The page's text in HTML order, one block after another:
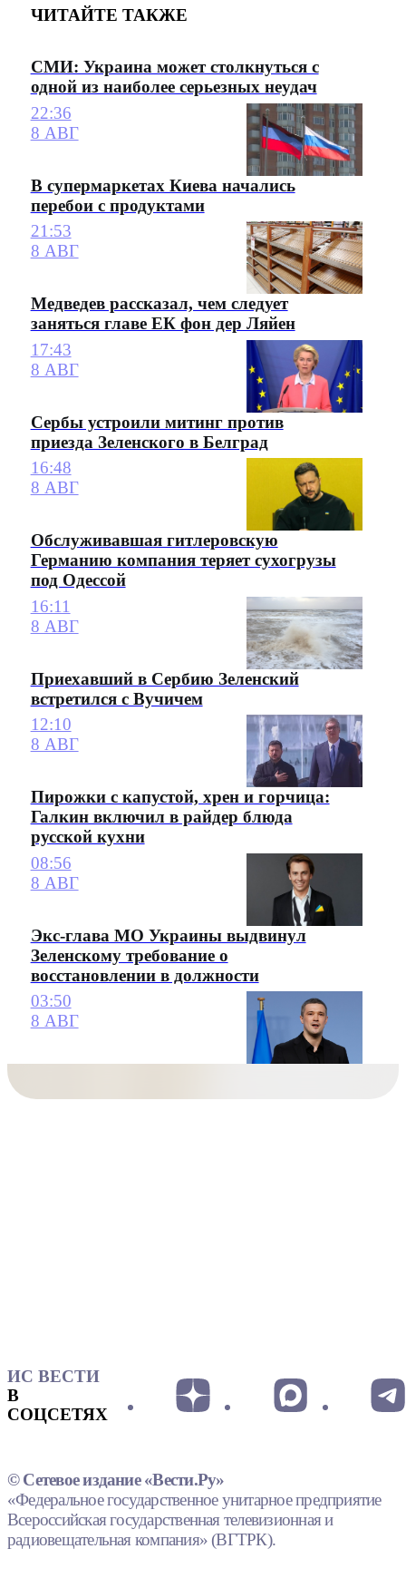
ЧИТАЙТЕ ТАКЖЕ
СМИ: Украина может столкнуться с
одной из наиболее серьезных неудач
22:36
8 АВГ
В супермаркетах Киева начались
перебои с продуктами
21:53
8 АВГ
Медведев рассказал, чем следует
заняться главе ЕК фон дер Ляйен
17:43
8 АВГ
Сербы устроили митинг против
приезда Зеленского в Белград
16:48
8 АВГ
Обслуживавшая гитлеровскую
Германию компания теряет сухогрузы
под Одессой
16:11
8 АВГ
Приехавший в Сербию Зеленский
встретился с Вучичем
12:10
8 АВГ
Пирожки с капустой, хрен и горчица:
Галкин включил в райдер блюда
русской кухни
08:56
8 АВГ
Экс-глава МО Украины выдвинул
Зеленскому требование о
восстановлении в должности
03:50
8 АВГ
ИС ВЕСТИ
В
СОЦСЕТЯХ
© Сетевое издание «Вести.Ру»
«Федеральное государственное унитарное предприятие
Всероссийская государственная телевизионная и
радиовещательная компания» (ВГТРК).